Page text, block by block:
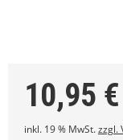
10,95 €
inkl. 19 % MwSt.zzgl.